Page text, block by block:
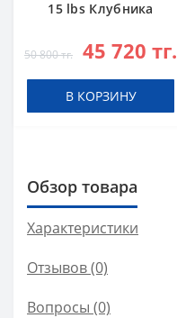
15 lbs Клубника
50 800 тг. 45 720 тг.
В КОРЗИНУ
Обзор товара
Характеристики
Отзывов (0)
Вопросы (0)